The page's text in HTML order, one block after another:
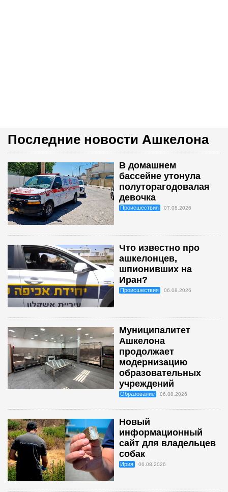
Последние новости Ашкелона
В домашнем
бассейне утонула
полуторагодовалая
девочка
Происшествия 07.08.2026
Что известно про
ашкелонцев,
шпионивших на
Иран?
Происшествия 06.08.2026
Муниципалитет
Ашкелона
продолжает
модернизацию
образовательных
учреждений
Образование 06.08.2026
Новый
информационный
сайт для владельцев
собак
Ирия 06.08.2026